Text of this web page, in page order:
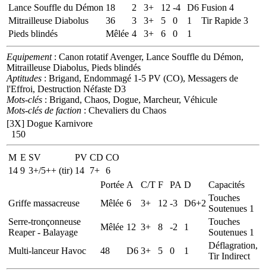
Lance Souffle du Démon 18 2 3+ 12 -4 D6 Fusion 4
Mitrailleuse Diabolus
36 3 3+ 5 0 1
Tir Rapide 3
Pieds blindés
Mêlée 4 3+ 6 0 1
Equipement: Canon rotatif Avenger, Lance Souffle du Démon,
Mitrailleuse Diabolus, Pieds blindés
Aptitudes : Brigand, Endommagé 1-5 PV (CO), Messagers de
l'Effroi, Destruction Néfaste D3
Mots-clés : Brigand, Chaos, Dogue, Marcheur, Véhicule
Mots-clés de faction : Chevaliers du Chaos
[3X] Dogue Karnivore
150
M E SV PV CD CO
14 9 3+/5++ (tir) 14 7+ 6
Portée A C/T F PA D
Capacités
Griffe massacreuse
Mêlée 6 3+ 12 -3 D6+2
Touches
Soutenues 1
Serre-tronçonneuse
Reaper - Balayage
Mêlée 12 3+ 8 -2 1
Touches
Soutenues 1
Multi-lanceur Havoc
48 D6 3+ 5 0 1
Déflagration,
Tir Indirect